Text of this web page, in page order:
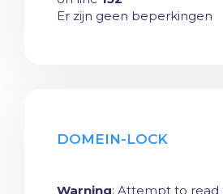
Er zijn geen beperkingen
DOMEIN-LOCK
Warning: Attempt to